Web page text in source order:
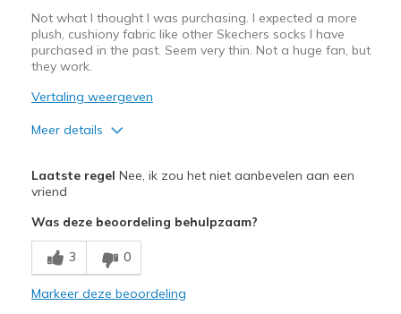
Not what I thought I was purchasing. I expected a more
plush, cushiony fabric like other Skechers socks I have
purchased in the past. Seem very thin. Not a huge fan, but
they work.
Vertaling weergeven
Meer details
Breathe Well
Minpunten
Poor Cushioning
Wear Out Quickly
Laatste regel Nee, ik zou het niet aanbevelen aan een
vriend
Was deze beoordeling behulpzaam?
3 0
Markeer deze beoordeling